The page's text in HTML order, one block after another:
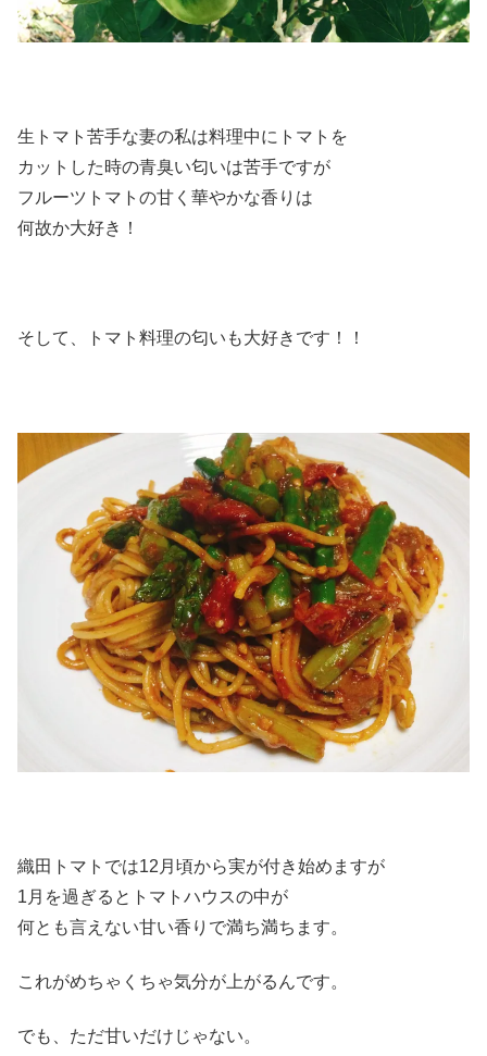
生トマト苦手な妻の私は料理中にトマトを
カットした時の青臭い匂いは苦手ですが
フルーツトマトの甘く華やかな香りは
何故か大好き！
そして、トマト料理の匂いも大好きです！！
織田トマトでは12月頃から実が付き始めますが
1月を過ぎるとトマトハウスの中が
何とも言えない甘い香りで満ち満ちます。
これがめちゃくちゃ気分が上がるんです。
でも、ただ甘いだけじゃない。